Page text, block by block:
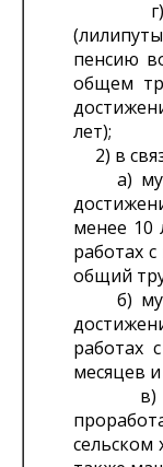
г)
пенсию
общем
лет);
2) в
а)
менее 10
работах
общий
б)
работах
месяцев и
в)
сельском